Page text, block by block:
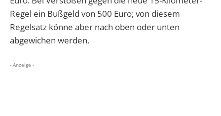
Regel ein Bußgeld von 500 Euro; von diesem
Regelsatz könne aber nach oben oder unten
abgewichen werden.
- Anzeige -